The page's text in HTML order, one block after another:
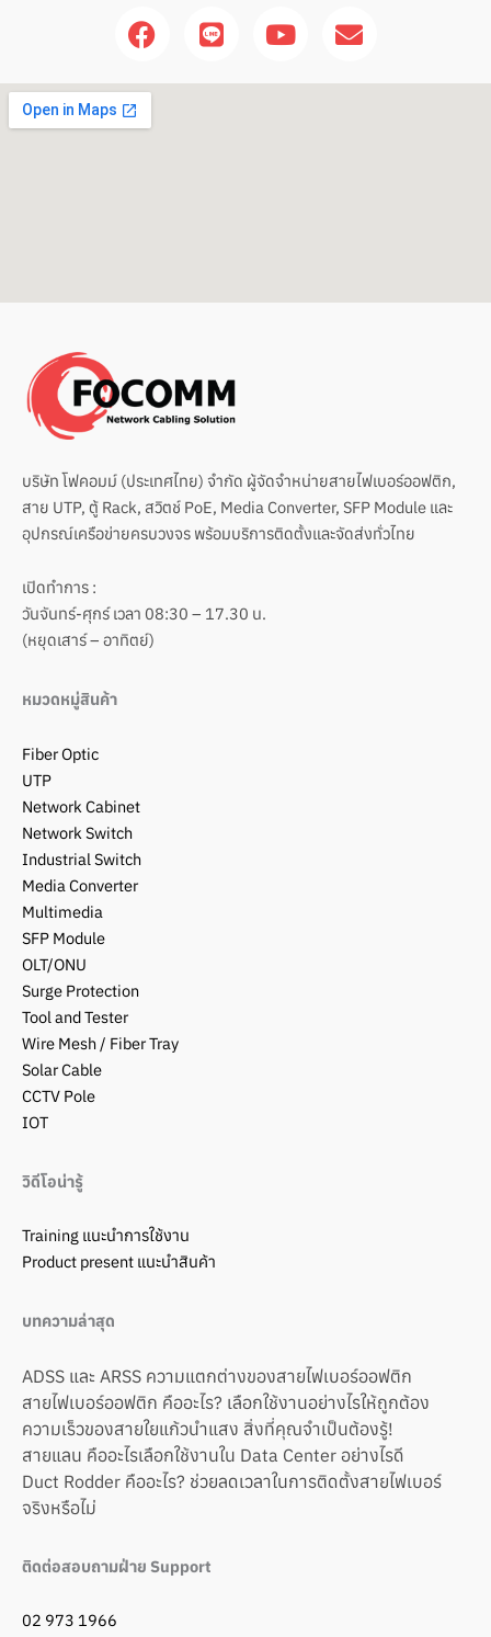
F
a
c
e
b
L
i
n
Y
o
u
E
n
v
บริษัท โฟคอมม์ (ประเทศไทย) จำกัด ผู้จัดจำหน่ายสายไฟเบอร์ออฟติก,
สาย UTP, ตู้ Rack, สวิตช์ PoE, Media Converter, SFP Module และ
อุปกรณ์เครือข่ายครบวงจร พร้อมบริการติดตั้งและจัดส่งทั่วไทย
เปิดทำการ :
วันจันทร์-ศุกร์ เวลา 08:30 – 17.30 น.
(หยุดเสาร์ – อาทิตย์)
หมวดหมู่สินค้า
Fiber Optic
UTP
Network Cabinet
Network Switch
Industrial Switch
Media Converter
Multimedia
SFP Module
OLT/ONU
Surge Protection
Tool and Tester
Wire Mesh / Fiber Tray
Solar Cable
CCTV Pole
IOT
วิดีโอน่ารู้
Training แนะนำการใช้งาน
Product present แนะนำสินค้า
บทความล่าสุด
ADSS และ ARSS ความแตกต่างของสายไฟเบอร์ออฟติก
สายไฟเบอร์ออฟติก คืออะไร? เลือกใช้งานอย่างไรให้ถูกต้อง
ความเร็วของสายใยแก้วนำแสง สิ่งที่คุณจำเป็นต้องรู้!
สายแลน คืออะไรเลือกใช้งานใน Data Center อย่างไรดี
Duct Rodder คืออะไร? ช่วยลดเวลาในการติดตั้งสายไฟเบอร์
จริงหรือไม่
ติดต่อสอบถามฝ่าย Support
02 973 1966